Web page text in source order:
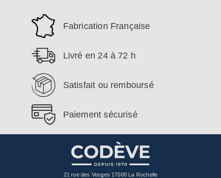
Fabrication Française
Livré en 24 à 72 h
Satisfait ou remboursé
Paiement sécurisé
21 rue des Vosges 17000 La Rochelle